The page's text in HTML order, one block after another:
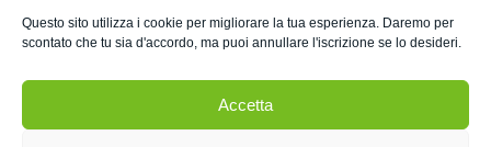
Questo sito utilizza i cookie per migliorare la tua esperienza. Daremo per
scontato che tu sia d'accordo, ma puoi annullare l'iscrizione se lo desideri.
Accetta
Applicazioni
Mission e Vision
info@techsigno.com
Via dei Boschi, 2/13 Pradamano